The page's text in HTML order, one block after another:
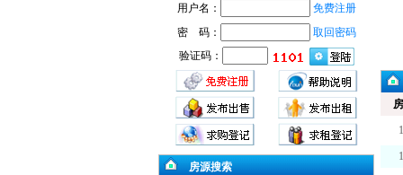
用户名：
免费注册
密 码：
取回密码
验证码：
房源搜索